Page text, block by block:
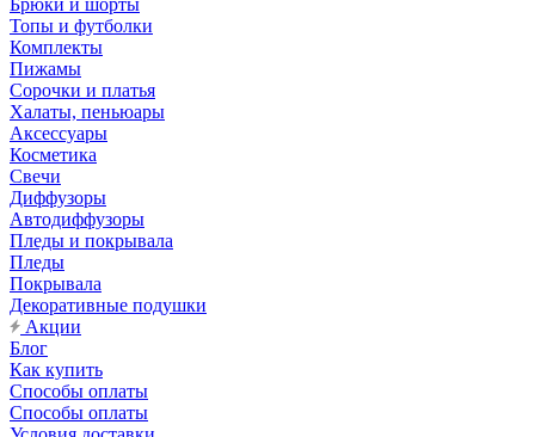
Брюки и шорты
Топы и футболки
Комплекты
Пижамы
Сорочки и платья
Халаты, пеньюары
Аксессуары
Косметика
Свечи
Диффузоры
Автодиффузоры
Пледы и покрывала
Пледы
Покрывала
Декоративные подушки
Акции
Блог
Как купить
Способы оплаты
Способы оплаты